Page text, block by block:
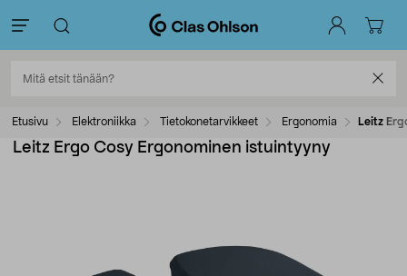
Etusivu Elektroniikka Tietokonetarvikkeet Ergonomia Leitz
Leitz Ergo Cosy Ergonominen istuintyyny